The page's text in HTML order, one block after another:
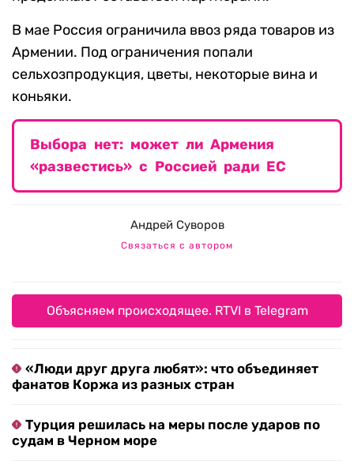
В мае Россия ограничила ввоз ряда товаров из
Армении. Под ограничения попали
сельхозпродукция, цветы, некоторые вина и
коньяки.
Выбора нет: может ли Армения
«развестись» с Россией ради ЕС
Андрей Суворов
Связаться с автором
Объясняем происходящее. RTVI в Telegram
«Люди друг друга любят»: что объединяет
фанатов Коржа из разных стран
Турция решилась на меры после ударов по
судам в Черном море